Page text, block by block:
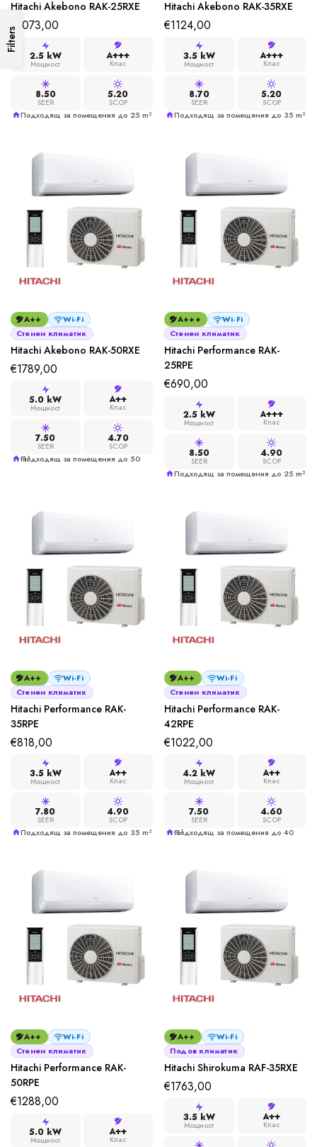
Filters
Hitachi Akebono RAK-25RXE
€ 1073,00
2.5 kW
Мощност
A+++
Клас
8.50
SEER
5.20
SCOP
Подходящ за помещения до 25 m²
Hitachi Akebono RAK-35RXE
€1124,00
3.5 kW
Мощност
A+++
Клас
8.70
SEER
5.20
SCOP
Подходящ за помещения до 35 m²
A++
Wi-Fi
Стенен климатик
Hitachi Akebono RAK-50RXE
€1789,00
5.0 kW
Мощност
A++
Клас
7.50
SEER
4.70
SCOP
Подходящ за помещения до 50 m²
A+++
Wi-Fi
Стенен климатик
Hitachi Performance RAK-
25RPE
€690,00
2.5 kW
Мощност
A+++
Клас
8.50
SEER
4.90
SCOP
Подходящ за помещения до 25 m²
A++
Wi-Fi
Стенен климатик
Hitachi Performance RAK-
35RPE
€818,00
3.5 kW
Мощност
A++
Клас
7.80
SEER
4.90
SCOP
Подходящ за помещения до 35 m²
A++
Wi-Fi
Стенен климатик
Hitachi Performance RAK-
42RPE
€1022,00
4.2 kW
Мощност
A++
Клас
7.50
SEER
4.60
SCOP
Подходящ за помещения до 40 m²
A++
Wi-Fi
Стенен климатик
Hitachi Performance RAK-
50RPE
€1288,00
5.0 kW
Мощност
A++
Клас
A++
Wi-Fi
Подов климатик
Hitachi Shirokuma RAF-35RXE
€1763,00
3.5 kW
Мощност
A++
Клас